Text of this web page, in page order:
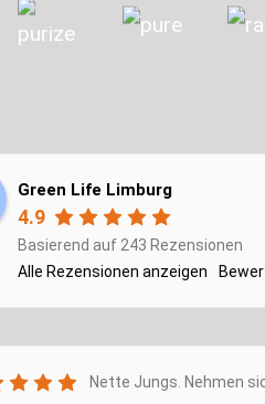
Green Life Limburg
4.9
Basierend auf 243 Rezensionen
Alle Rezensionen anzeigen
Nette Jungs. Nehmen